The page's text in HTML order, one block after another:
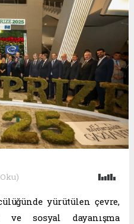
yürütülen çevre,
sosyal dayanışma